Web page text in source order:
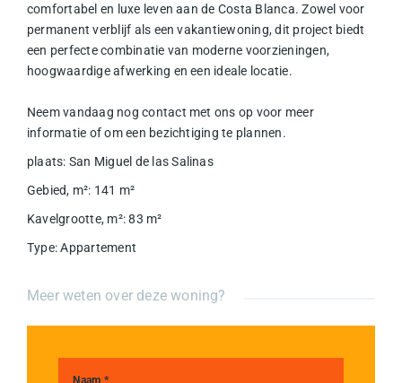
comfortabel en luxe leven aan de Costa Blanca. Zowel voor
permanent verblijf als een vakantiewoning, dit project biedt
een perfecte combinatie van moderne voorzieningen,
hoogwaardige afwerking en een ideale locatie.
Neem vandaag nog contact met ons op voor meer
informatie of om een bezichtiging te plannen.
plaats: San Miguel de las Salinas
Gebied, m²: 141 m²
Kavelgrootte, m²: 83 m²
Type: Appartement
Meer weten over deze woning?